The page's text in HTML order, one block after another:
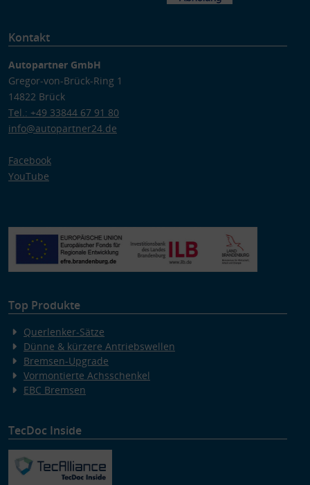
Kontakt
Autopartner GmbH
Gregor-von-Brück-Ring 1
14822 Brück
Tel.: +49 33844 67 91 80
info@autopartner24.de
Facebook
YouTube
Top Produkte
Querlenker-Sätze
Dünne & kürzere Antriebswellen
Bremsen-Upgrade
Vormontierte Achsschenkel
EBC Bremsen
TecDoc Inside